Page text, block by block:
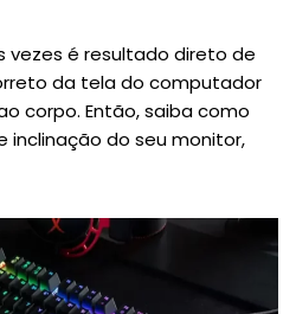
vezes é resultado direto de
da tela do computador
corpo. Então, saiba como
inclinação do seu monitor,